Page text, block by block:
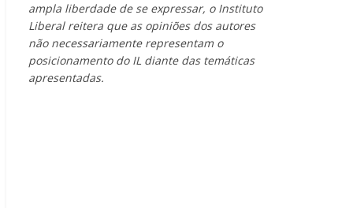
ampla liberdade de se expressar, o Instituto
Liberal reitera que as opiniões dos autores
não necessariamente representam o
posicionamento do IL diante das temáticas
apresentadas.